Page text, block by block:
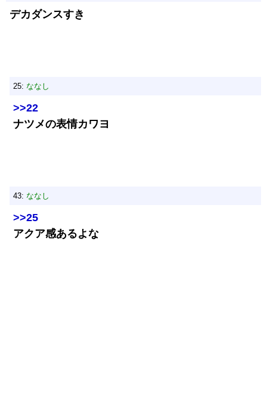
デカダンスすき
25: ななし
>>22
ナツメの表情カワヨ
43: ななし
>>25
アクア感あるよな